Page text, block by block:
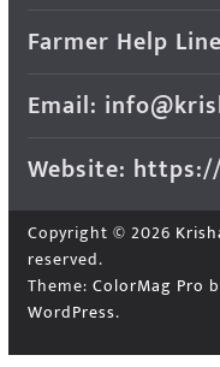
Farmer Help
Email:
Website:
Copyright © 2026
reserved.
Theme: ColorMag Pro
WordPress.